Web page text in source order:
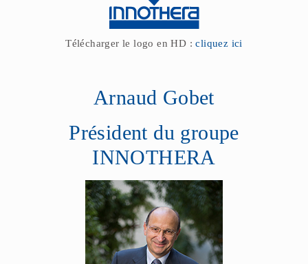
Télécharger le logo en HD :cliquez ici
Arnaud Gobet
Président du groupe
INNOTHERA